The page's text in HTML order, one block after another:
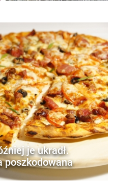
je ukradł.
poszkodowana